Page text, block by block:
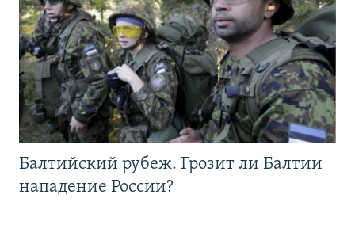
Балтийский рубеж. Грозит ли Балтии
нападение России?